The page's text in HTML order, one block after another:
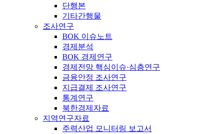
단행본
기타간행물
조사연구
BOK 이슈노트
경제분석
BOK 경제연구
경제전망 핵심이슈·심층연구
금융안정 조사연구
지급결제 조사연구
통계연구
북한경제자료
지역연구자료
주력산업 모니터링 보고서